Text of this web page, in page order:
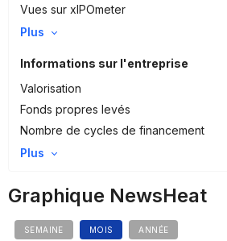
Vues sur xIPOmeter
Plus
Informations sur l'entreprise
Valorisation
Fonds propres levés
Nombre de cycles de financement
Plus
Graphique NewsHeat
SEMAINE MOIS ANNÉE